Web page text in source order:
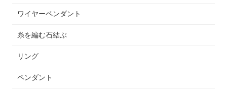
ワイヤーペンダント
糸を編む石結ぶ
リング
ペンダント